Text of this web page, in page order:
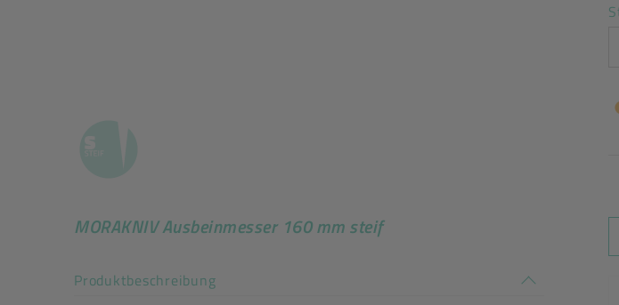
MORAKNIV Ausbeinmesser 160 mm steif
Produktbeschreibung
Akkordeon auf-/zuklappen stimmen nicht überein